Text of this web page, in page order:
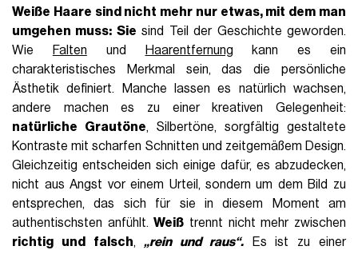
Weiße Haare sind nicht mehr nur etwas, mit dem man
umgehen muss: Sie sind Teil der Geschichte geworden.
Wie
Falten und Haarentfernung kann es ein
charakteristisches Merkmal sein, das die persönliche
Ästhetik definiert. Manche lassen es natürlich wachsen,
andere machen es zu einer kreativen Gelegenheit:
natürliche Grautöne, Silbertöne, sorgfältig gestaltete
Kontraste mit scharfen Schnitten und zeitgemäßem Design.
Gleichzeitig entscheiden sich einige dafür, es abzudecken,
nicht aus Angst vor einem Urteil, sondern um dem Bild zu
entsprechen, das sich für sie in diesem Moment am
authentischsten anfühlt.Weiß trennt nicht mehr zwischen
richtig und falsch, „rein und raus“.Es ist zu einer